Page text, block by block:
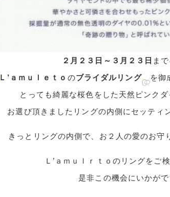
２月２３日～３月２３日 ま
Ｌ’ａｍｕｌｅｔｏ のブライダルリング
を御
とっても綺麗な桜色をした天然ピンク
お選び頂きましたリングの内側にセッティ
きっとリングの内側で、お２人の愛のお守
Ｌ’ａｍｕｌｒｔｏのリングをご
是非この機会にいかが